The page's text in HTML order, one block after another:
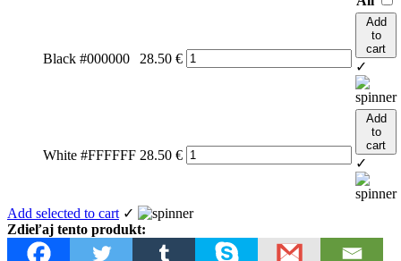
Black #000000 28.50 €
Add
to
cart
✓
White #FFFFFF 28.50 €
Add
to
cart
✓
Add selected to cart ✓
Zdieľaj tento produkt: